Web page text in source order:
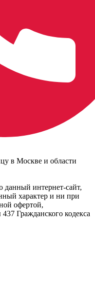
в Москве и области
интернет-сайт,
характер и ни при
офертой,
Гражданского кодекса